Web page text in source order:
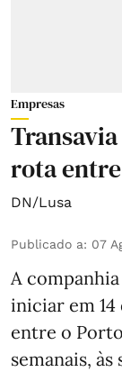
Empresas
rota
DN/Lusa
Publicado a: 07
A companhia
iniciar em 14
entre o
semanais, às